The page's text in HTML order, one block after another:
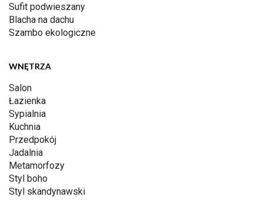
Sufit podwieszany
Blacha na dachu
Szambo ekologiczne
WNĘTRZA
Salon
Łazienka
Sypialnia
Kuchnia
Przedpokój
Jadalnia
Metamorfozy
Styl boho
Styl skandynawski